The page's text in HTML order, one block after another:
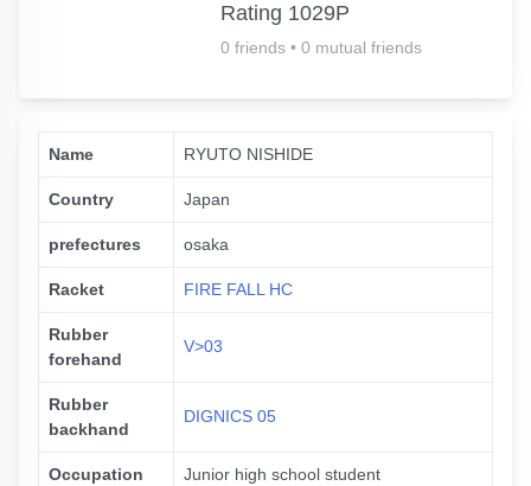
Rating 1029P
0 friends • 0 mutual friends
Name RYUTO NISHIDE
Country Japan
prefectures osaka
Racket FIRE FALL HC
Rubber
forehand
V>03
Rubber
backhand
DIGNICS 05
Occupation Junior high school student